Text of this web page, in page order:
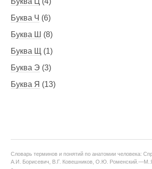
Буква Ч (6)
Буква Ш
(8)
Буква Щ
(1)
Буква Э (3)
Буква Я (13)
Словарь терминов и понятий по анатомии человека:
А.И. Борисевич, В.Г. Ковешников, О.Ю.